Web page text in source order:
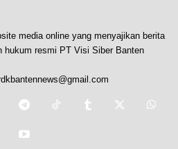
media online yang menyajikan berita
hukum resmi PT Visi Siber Banten